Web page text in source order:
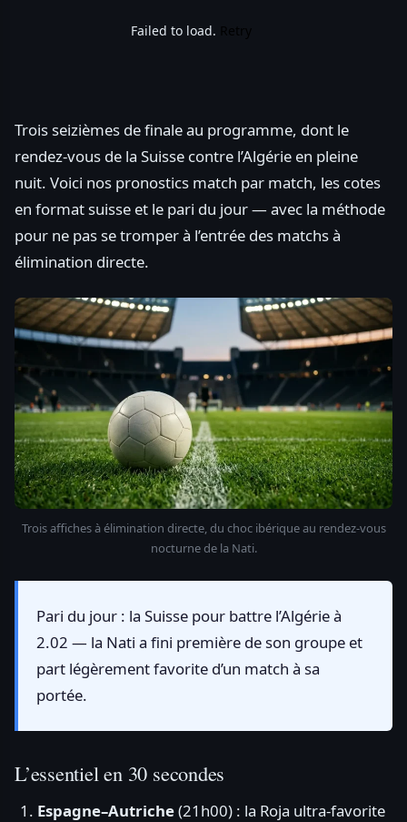
Failed to load.
Trois seizièmes de finale au programme, dont le
rendez-vous de la Suisse contre l’Algérie en pleine
nuit. Voici nos pronostics match par match, les cotes
en format suisse et le pari du jour — avec la méthode
pour ne pas se tromper à l’entrée des matchs à
élimination directe.
Trois affiches à élimination directe, du choc ibérique au rendez-vous
nocturne de la Nati.
Pari du jour : la Suisse pour battre l’Algérie à
2.02 — la Nati a fini première de son groupe et
part légèrement favorite d’un match à sa
portée.
L’essentiel en 30 secondes
Espagne–Autriche(21h00) : la Roja ultra-favorite